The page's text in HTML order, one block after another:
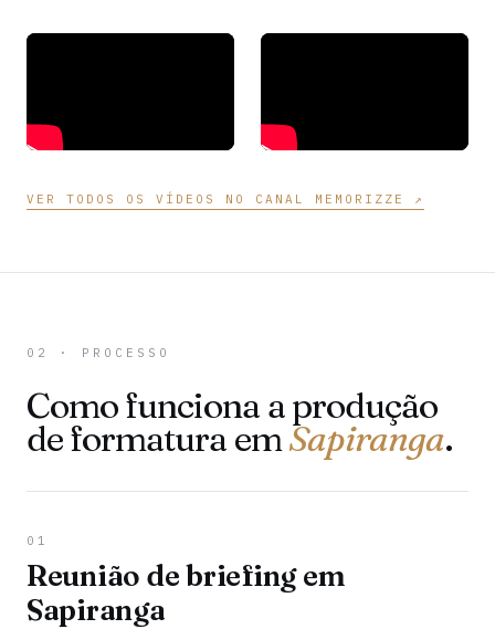
VER TODOS OS VÍDEOS NO CANAL MEMORIZZE ↗
02 · PROCESSO
Como funciona a produção
de formatura emSapiranga.
01
Reunião de briefing em
Sapiranga